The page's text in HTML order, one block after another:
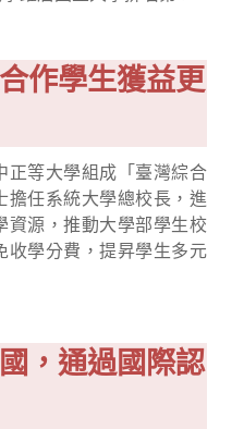
作學生獲益更
正等大學組成「臺灣綜合
擔任系統大學總校長，進
資源，推動大學部學生校
收學分費，提昇學生多元
，通過國際認